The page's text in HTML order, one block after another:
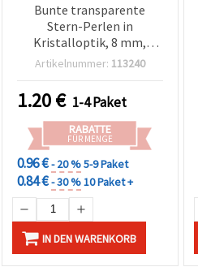
Bunte transparente
Stern-Perlen in
Kristalloptik, 8 mm,
Farbmix, 50 g – Ideal für
Kinderbasteln & kreative
DIY-Dekorationen
Artikelnummer: 113240
1.20€ 1-4 Paket
RABATTE
FÜR MENGE
0.96 €- 20 %5-9 Paket
0.84 €- 30 %10 Paket +
IN DEN WARENKORB